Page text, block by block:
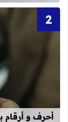
أحرف و أرقام